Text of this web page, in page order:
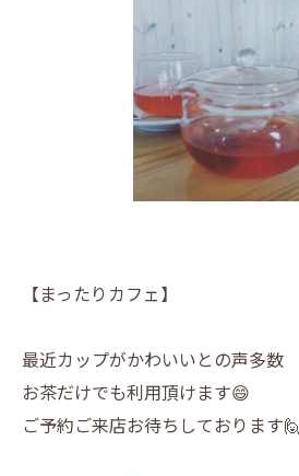
【まったりカフェ】
最近カップがかわいいとの声多数
お茶だけでも利用頂けます😄
ご予約ご来店お待ちしております🙋